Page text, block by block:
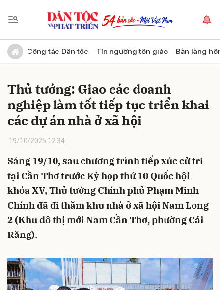
Công tác Dân tộc Tín ngưỡng tôn giáo Bản làng
Thủ tướng: Giao các doanh
nghiệp làm tốt tiếp tục triển khai
các dự án nhà ở xã hội
19/10/2025 12:34
Sáng 19/10, sau chương trình tiếp xúc cử tri
tại Cần Thơ trước Kỳ họp thứ 10 Quốc hội
khóa XV, Thủ tướng Chính phủ Phạm Minh
Chính đã đi thăm khu nhà ở xã hội Nam Long
2 (Khu đô thị mới Nam Cần Thơ, phường Cái
Răng).
Gửi bình luận